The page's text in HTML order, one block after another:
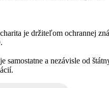
je držiteľom ochrannej
samostatne a nezávisle od